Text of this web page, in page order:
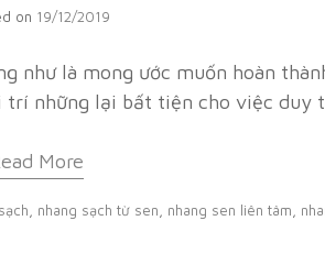
on 19/12/2019
là mong ước muốn hoàn
trí những lại bất tiện cho việc
More
nhang sạch từ sen nhang sen liên tâm